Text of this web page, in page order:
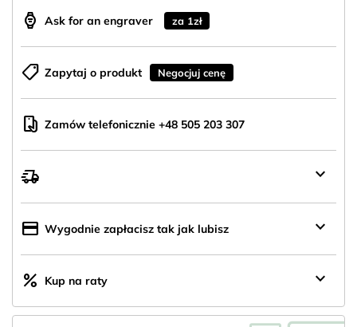
aod_watch Ask for an engraver za 1zł
shoppingmode Zapytaj o produkt Negocjuj cenę
mobile_hand Zamów telefonicznie +48 505 203 307
delivery_truck_speed keyboard_arrow_down
credit_card Wygodnie zapłacisz tak jak lubisz keyboard_arrow_down
percent Kup na raty keyboard_arrow_down